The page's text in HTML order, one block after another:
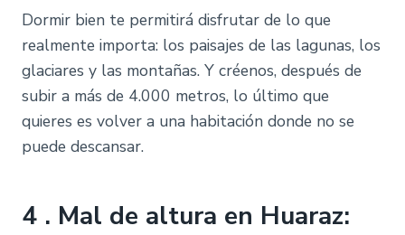
Dormir bien te permitirá disfrutar de lo que
realmente importa: los paisajes de las lagunas, los
glaciares y las montañas. Y créenos, después de
subir a más de 4.000 metros, lo último que
quieres es volver a una habitación donde no se
puede descansar.
4 . Mal de altura en Huaraz: